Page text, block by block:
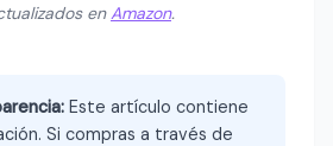
en Amazon.
Este artículo contiene
Si compras a través de